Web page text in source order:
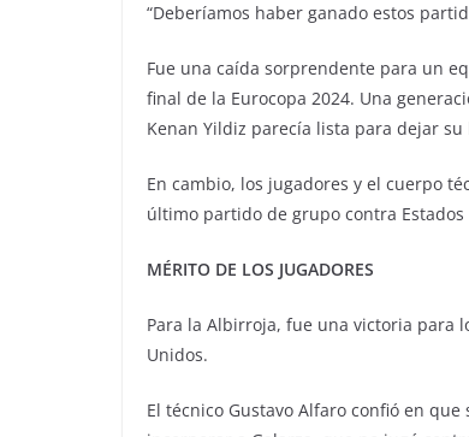
“Deberíamos haber ganado estos
Fue una caída sorprendente para un
final de la Eurocopa 2024. Una
Kenan Yildiz parecía lista para dejar
En cambio, los jugadores y el cuerpo
último partido de grupo contra
MÉRITO DE LOS JUGADORES
Para la Albirroja, fue una victoria para
Unidos.
El técnico Gustavo Alfaro confió en